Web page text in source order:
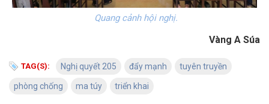
Quang cảnh hội nghị.
Vàng A Súa
TAG(S): Nghị quyết 205 đẩy mạnh tuyên truyền
phòng chống ma túy triển khai